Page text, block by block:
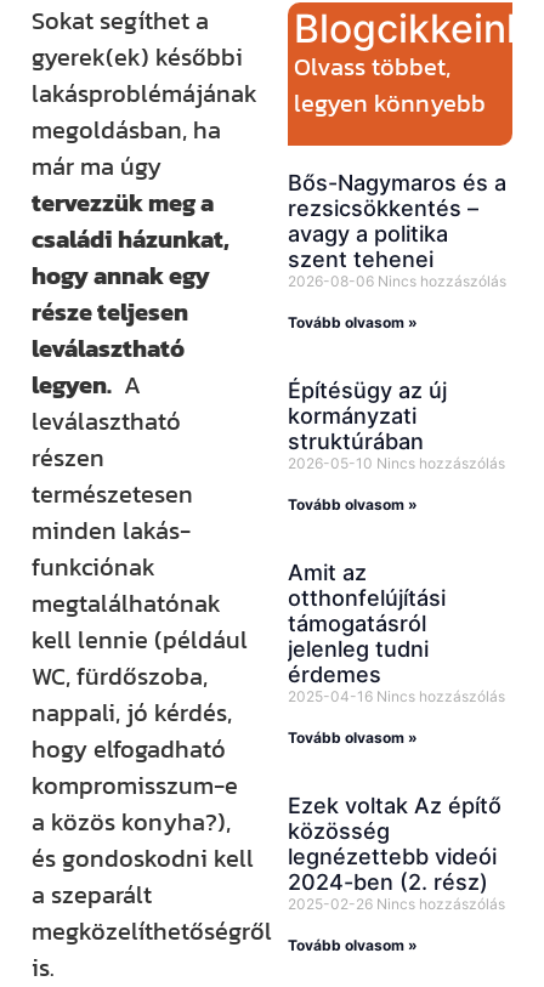
Sokat segíthet a
gyerek(ek) későbbi
lakásproblémájának
megoldásban, ha
már ma úgy
tervezzük meg a
családi házunkat,
hogy annak egy
része teljesen
leválasztható
legyen. A
leválasztható
részen
természetesen
minden lakás-
funkciónak
megtalálhatónak
kell lennie (például
WC, fürdőszoba,
nappali, jó kérdés,
hogy elfogadható
kompromisszum-e
a közös konyha?),
és gondoskodni kell
a szeparált
megközelíthetőségről
is.
Blogcikkeink
Olvass többet,
legyen könnyebb
Bős-Nagymaros és a
rezsicsökkentés –
avagy a politika
szent tehenei
2026-08-06 Nincs hozzászólás
Tovább olvasom »
Építésügy az új
kormányzati
struktúrában
2026-05-10 Nincs hozzászólás
Tovább olvasom »
Amit az
otthonfelújítási
támogatásról
jelenleg tudni
érdemes
2025-04-16 Nincs hozzászólás
Tovább olvasom »
Ezek voltak Az építő
közösség
legnézettebb videói
2024-ben (2. rész)
2025-02-26 Nincs hozzászólás
Tovább olvasom »